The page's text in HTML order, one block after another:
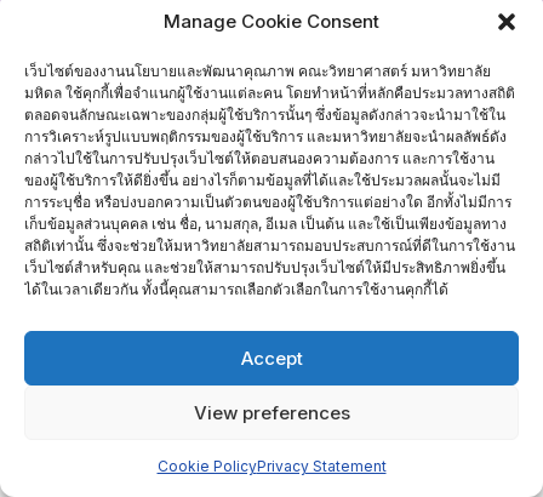
Manage Cookie Consent
เว็บไซต์ของงานนโยบายและพัฒนาคุณภาพ คณะวิทยาศาสตร์ มหาวิทยาลัย
มหิดล ใช้คุกกี้เพื่อจำแนกผู้ใช้งานแต่ละคน โดยทำหน้าที่หลักคือประมวลทางสถิติ
ตลอดจนลักษณะเฉพาะของกลุ่มผู้ใช้บริการนั้นๆ ซึ่งข้อมูลดังกล่าวจะนำมาใช้ใน
การวิเคราะห์รูปแบบพฤติกรรมของผู้ใช้บริการ และมหาวิทยาลัยจะนำผลลัพธ์ดัง
กล่าวไปใช้ในการปรับปรุงเว็บไซต์ให้ตอบสนองความต้องการ และการใช้งาน
ของผู้ใช้บริการให้ดียิ่งขึ้น อย่างไรก็ตามข้อมูลที่ได้และใช้ประมวลผลนั้นจะไม่มี
การระบุชื่อ หรือบ่งบอกความเป็นตัวตนของผู้ใช้บริการแต่อย่างใด อีกทั้งไม่มีการ
เก็บข้อมูลส่วนบุคคล เช่น ชื่อ, นามสกุล, อีเมล เป็นต้น และใช้เป็นเพียงข้อมูลทาง
สถิติเท่านั้น ซึ่งจะช่วยให้มหาวิทยาลัยสามารถมอบประสบการณ์ที่ดีในการใช้งาน
เว็บไซต์สำหรับคุณ และช่วยให้สามารถปรับปรุงเว็บไซต์ให้มีประสิทธิภาพยิ่งขึ้น
ได้ในเวลาเดียวกัน ทั้งนี้คุณสามารถเลือกตัวเลือกในการใช้งานคุกกี้ได้
Accept
View preferences
Cookie PolicyPrivacy Statement
Copyright ©2026 งานนโยบายและพัฒนาคุณภาพ . All rights
reserved.
Designed by
Bizberg Themes